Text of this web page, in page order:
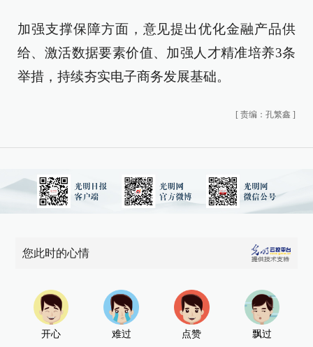
加强支撑保障方面，意见提出优化金融产品供
给、激活数据要素价值、加强人才精准培养3条
举措，持续夯实电子商务发展基础。
[ 责编：孔繁鑫 ]
您此时的心情
开心 难过 点赞 飘过